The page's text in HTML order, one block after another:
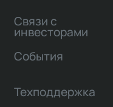
Связи с
инвесторами
События
Техподдержка